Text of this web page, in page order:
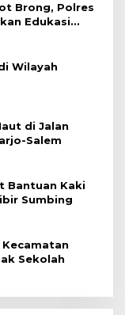
Brong, Polres
Edukasi
Wilayah
di Jalan
Salem
Bantuan Kaki
Sumbing
Sekolah